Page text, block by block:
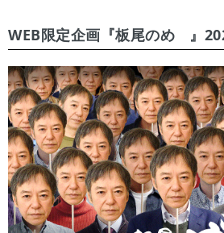
WEB限定企画『板尾のめ゙』